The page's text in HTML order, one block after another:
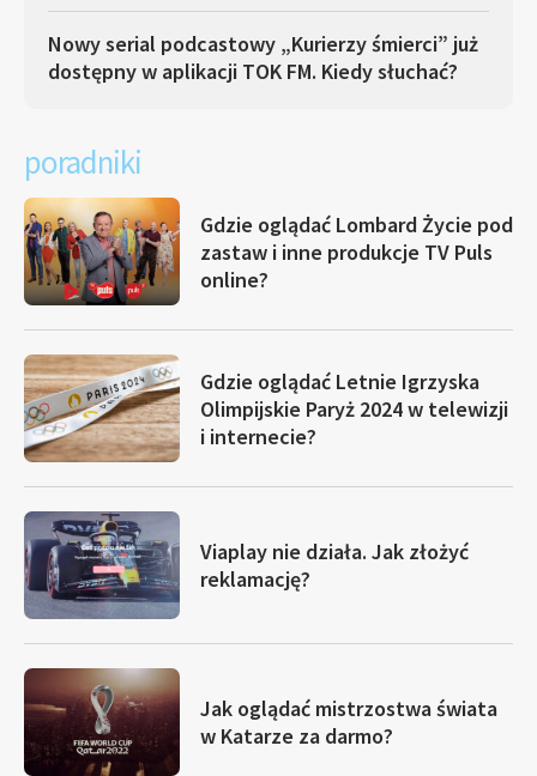
Nowy serial podcastowy „Kurierzy śmierci” już
dostępny w aplikacji TOK FM. Kiedy słuchać?
poradniki
Gdzie oglądać Lombard Życie pod
zastaw i inne produkcje TV Puls
online?
Gdzie oglądać Letnie Igrzyska
Olimpijskie Paryż 2024 w telewizji
i internecie?
Viaplay nie działa. Jak złożyć
reklamację?
Jak oglądać mistrzostwa świata
w Katarze za darmo?